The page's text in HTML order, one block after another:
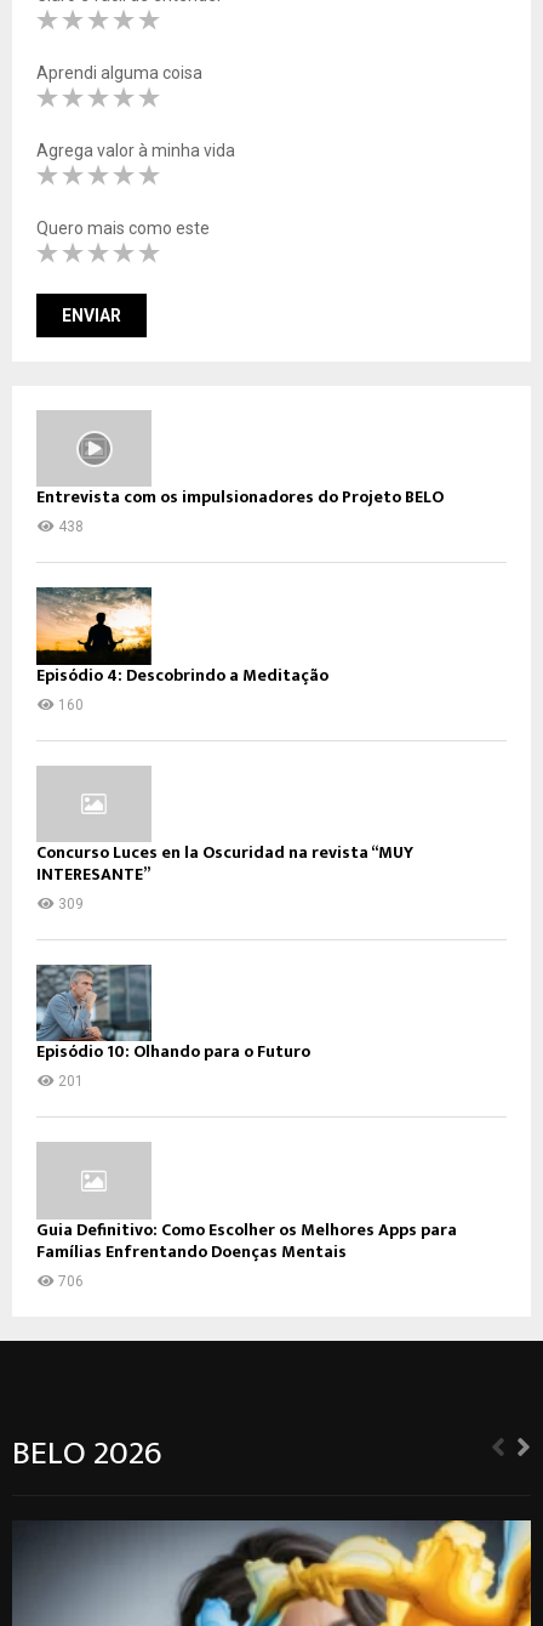
Aprendi alguma coisa
Agrega valor à minha vida
Quero mais como este
Entrevista com os impulsionadores do Projeto BELO
438
Episódio 4: Descobrindo a Meditação
160
Concurso Luces en la Oscuridad na revista “MUY
INTERESANTE”
309
Episódio 10: Olhando para o Futuro
201
Guia Definitivo: Como Escolher os Melhores Apps para
Famílias Enfrentando Doenças Mentais
706
BELO 2026